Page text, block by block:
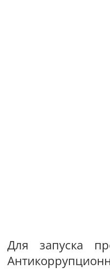
Для запуска